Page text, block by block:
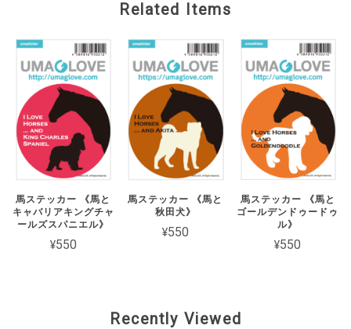
Related Items
馬ステッカー 《馬と
キャバリアキングチャ
ールズスパニエル》
¥550
馬ステッカー 《馬と
秋田犬》
¥550
馬ステッカー 《馬と
ゴールデンドゥードゥ
ル》
¥550
Recently Viewed